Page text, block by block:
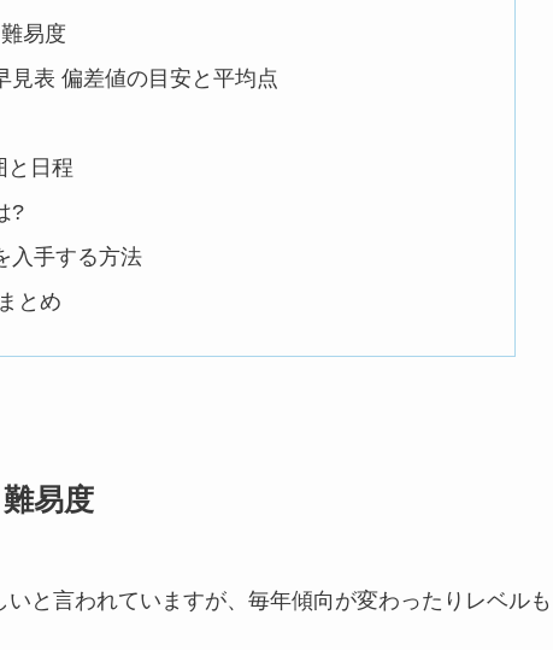
易度
見表 偏差値の目安と平均点
と日程
?
入手する方法
とめ
易度
と言われていますが、毎年傾向が変わったりレベルも